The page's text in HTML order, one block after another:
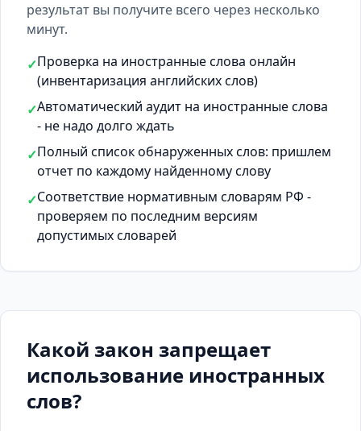
результат вы получите всего через несколько
минут.
✓Проверка на иностранные слова онлайн
(инвентаризация английских слов)
✓Автоматический аудит на иностранные слова
- не надо долго ждать
✓Полный список обнаруженных слов: пришлем
отчет по каждому найденному слову
✓Соответствие нормативным словарям РФ -
проверяем по последним версиям
допустимых словарей
Какой закон запрещает
использование иностранных
слов?